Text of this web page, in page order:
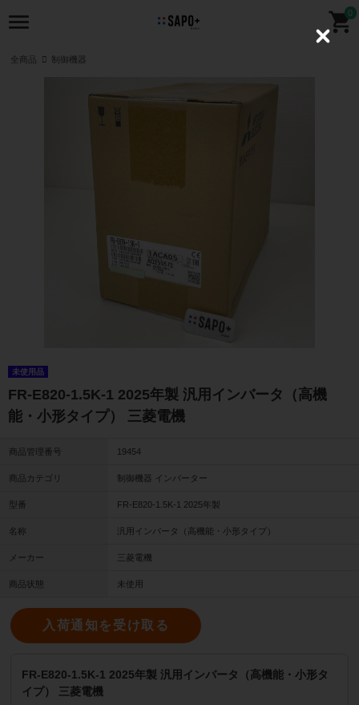
0
全商品 制御機器
未使用品
FR-E820-1.5K-1 2025年製 汎用インバータ（高機
能・小形タイプ） 三菱電機
商品管理番号 19454
商品カテゴリ 制御機器 インバーター
型番 FR-E820-1.5K-1 2025年製
名称 汎用インバータ（高機能・小形タイプ）
メーカー 三菱電機
商品状態 未使用
入荷通知を受け取る
FR-E820-1.5K-1 2025年製 汎用インバータ（高機能・小形タ
イプ） 三菱電機
C